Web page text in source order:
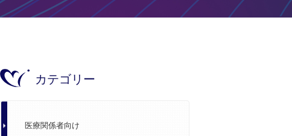
カテゴリー
医療関係者向け